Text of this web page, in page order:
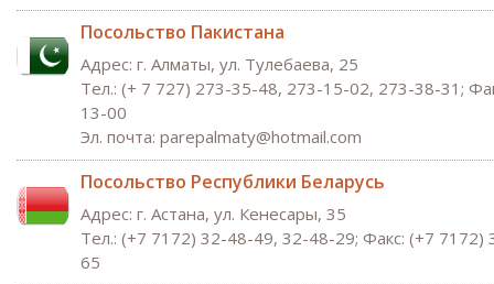
Посольство Пакистана
Адрес: г. Алматы, ул. Тулебаева, 25
Тел.: (+ 7 727) 273-35-48, 273-15-02, 273-38-31;
13-00
Эл. почта: parepalmaty@hotmail.com
Посольство Республики Беларусь
Адрес: г. Астана, ул. Кенесары, 35
Тел.: (+7 7172) 32-48-49, 32-48-29; Факс: (+7
65